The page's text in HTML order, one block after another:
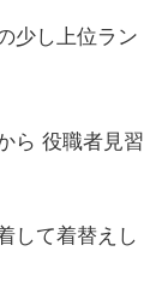
少し上位ラン
ら 役職者見習
して着替えし